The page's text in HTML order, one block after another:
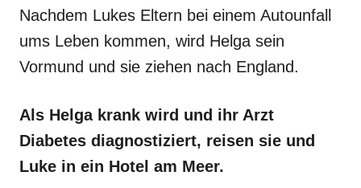
Nachdem Lukes Eltern bei einem Autounfall
ums Leben kommen, wird Helga sein
Vormund und sie ziehen nach England.
Als Helga krank wird und ihr Arzt
Diabetes diagnostiziert, reisen sie und
Luke in ein Hotel am Meer.